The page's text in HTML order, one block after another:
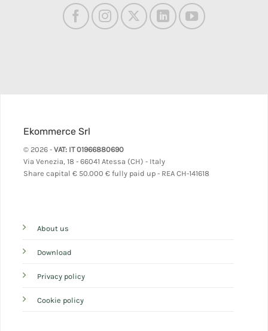
Ekommerce Srl
© 2026 - VAT: IT 01966880690
Via Venezia, 18 - 66041 Atessa (CH) - Italy
Share capital € 50.000 € fully paid up - REA CH-141618
About us
Download
Privacy policy
Cookie policy